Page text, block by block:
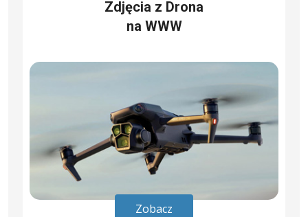
Zdjęcia z Drona
na WWW
Zobacz